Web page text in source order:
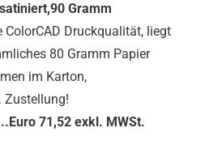
Gramm
Druckqualität, liegt
80 Gramm Papier
im Karton,
Zustellung!
71,52 exkl. MWSt.